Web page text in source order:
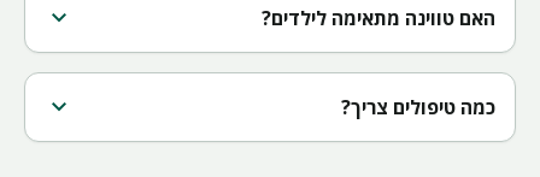
האם טווינה מתאימה לילדים? expand_more
כמה טיפולים צריך? expand_more